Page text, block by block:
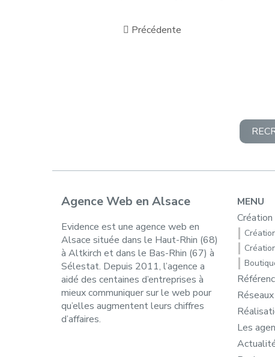
Précédente
Agence Web en Alsace
Evidence est une agence web en
Alsace située dans le Haut-Rhin (68)
à Altkirch et dans le Bas-Rhin (67) à
Sélestat. Depuis 2011, l’agence a
aidé des centaines d’entreprises à
mieux communiquer sur le web pour
qu’elles augmentent leurs chiffres
d’affaires.
MENU
Les